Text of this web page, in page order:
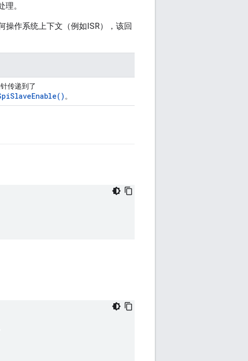
。
操作系统上下文（例如ISR），该回
针传递到了
。